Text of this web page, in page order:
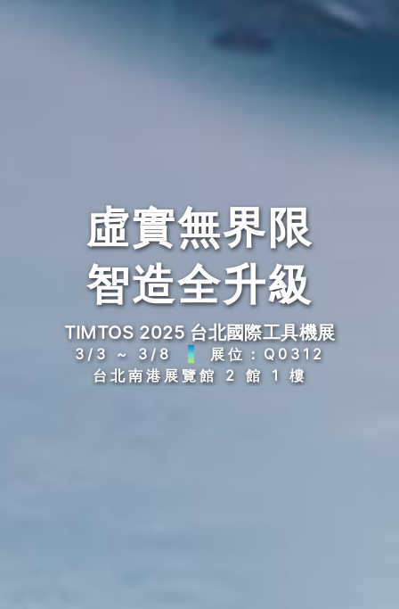
虛實無界限
智造全升級
TIMTOS 2025 台北國際工具機展
3/3 ~ 3/8
展位：Q0312
台北南港展覽館 2 館 1 樓